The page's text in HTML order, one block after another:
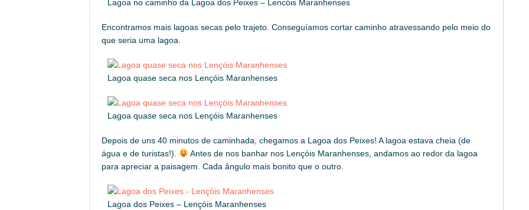
Lagoa no caminho da Lagoa dos Peixes – Lencóis Maranhenses
Encontramos mais lagoas secas pelo trajeto. Conseguíamos cortar caminho atravessando pelo meio do
que seria uma lagoa.
Lagoa quase seca nos Lençóis Maranhenses
Lagoa quase seca nos Lençóis Maranhenses
Depois de uns 40 minutos de caminhada, chegamos a Lagoa dos Peixes! A lagoa estava cheia (de
água e de turistas!).
Antes de nos banhar nos Lençóis Maranhenses, andamos ao redor da lagoa
para apreciar a paisagem. Cada ângulo mais bonito que o outro.
Lagoa dos Peixes – Lençóis Maranhenses